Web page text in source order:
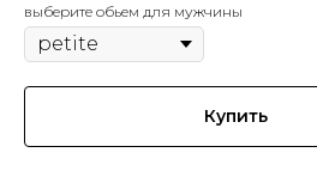
выберите обьем для мужчины
Купить